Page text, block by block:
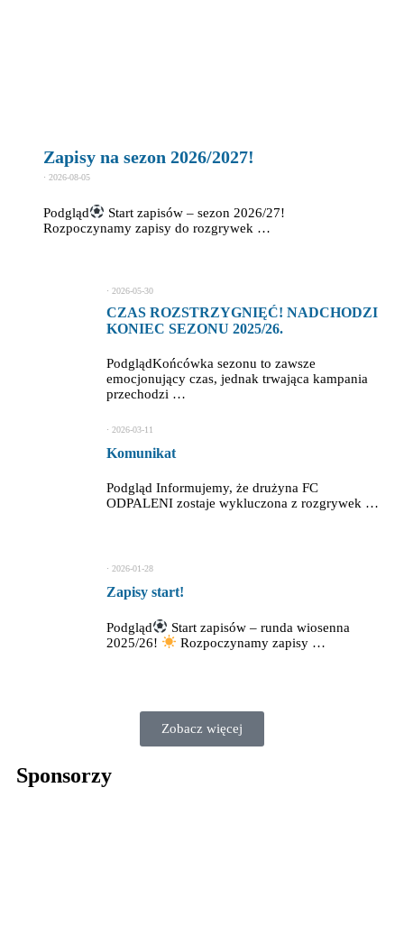
Zapisy na sezon 2026/2027!
⋅ 2026-08-05
Podgląd
Start zapisów – sezon 2026/27!
Rozpoczynamy zapisy do rozgrywek …
CZAS ROZSTRZYGNIĘĆ! NADCHODZI
KONIEC SEZONU 2025/26.
⋅ 2026-05-30
PodglądKońcówka sezonu to zawsze
emocjonujący czas, jednak trwająca kampania
przechodzi …
Komunikat
⋅ 2026-03-11
Podgląd Informujemy, że drużyna FC
ODPALENI zostaje wykluczona z rozgrywek …
Zapisy start!
⋅ 2026-01-28
Podgląd
Start zapisów – runda wiosenna
2025/26!
Rozpoczynamy zapisy …
Zobacz więcej
Sponsorzy